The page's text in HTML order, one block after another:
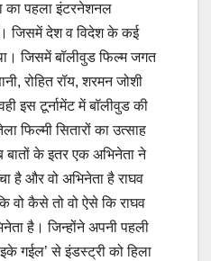
का पहला इंटरनेशनल
जिसमें देश व विदेश के कई
जिसमें बॉलीवुड फिल्म जगत
रोहित रॉय, शरमन जोशी
इस टूर्नामेंट में बॉलीवुड की
फिल्मी सितारों का उत्साह
के इतर एक अभिनेता ने
है और वो अभिनेता है राघव
वो कैसे तो वो ऐसे कि राघव
है। जिन्होंने अपनी पहली
गईल’ से इंडस्ट्री को हिला